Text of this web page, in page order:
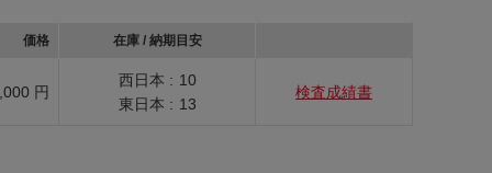
価格 在庫 / 納期目安
円
西日本 : 10
東日本 : 13
検査成績書